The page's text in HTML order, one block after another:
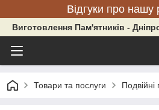
Відгуки про нашу
Виготовлення Пам'ятників -
Товари та послуги Подвійні